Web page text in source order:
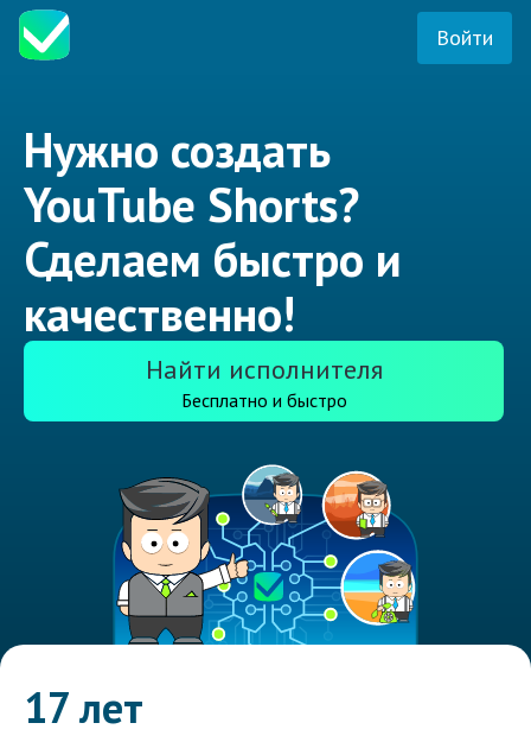
Войти
Нужно создать
YouTube Shorts?
Сделаем быстро и
качественно!
Найти исполнителя
Бесплатно и быстро
17 лет